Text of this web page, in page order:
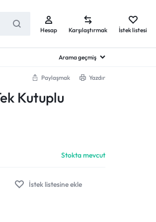
Hesap Karşılaştırmak İstek listesi
Arama geçmiş
Paylaşmak Yazdır
Kutuplu
Stokta mevcut